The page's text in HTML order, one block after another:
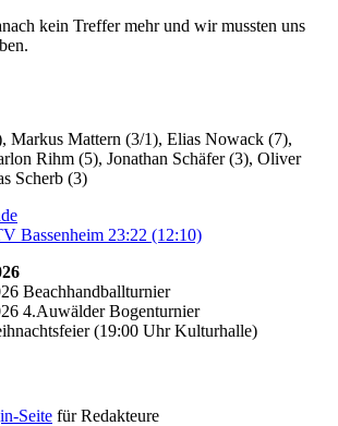
kein Treffer mehr und wir mussten uns
Markus Mattern (3/1), Elias Nowack (7),
Rihm (5), Jonathan Schäfer (3), Oliver
Scherb (3)
Bassenheim 23:22 (12:10)
Beachhandballturnier
4.Auwälder Bogenturnier
(19:00 Uhr Kulturhalle)
Seite für Redakteure